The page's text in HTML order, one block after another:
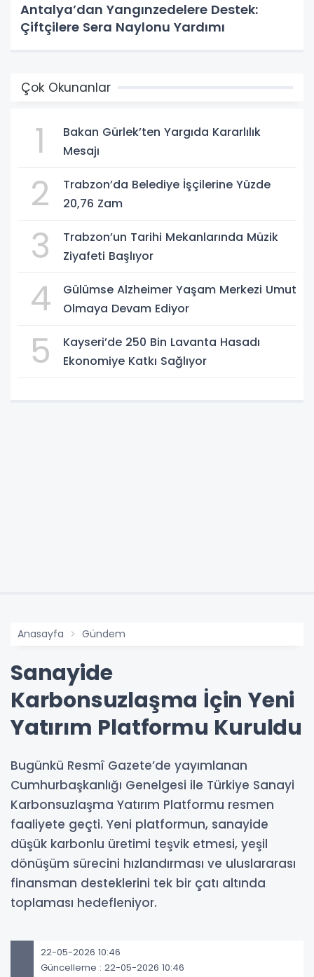
Antalya’dan Yangınzedelere Destek:
Çiftçilere Sera Naylonu Yardımı
Çok Okunanlar
1
Bakan Gürlek’ten Yargıda Kararlılık
Mesajı
2
Trabzon’da Belediye İşçilerine Yüzde
20,76 Zam
3
Trabzon’un Tarihi Mekanlarında Müzik
Ziyafeti Başlıyor
4
Gülümse Alzheimer Yaşam Merkezi Umut
Olmaya Devam Ediyor
5
Kayseri’de 250 Bin Lavanta Hasadı
Ekonomiye Katkı Sağlıyor
Anasayfa Gündem
Sanayide
Karbonsuzlaşma İçin Yeni
Yatırım Platformu Kuruldu
Bugünkü Resmî Gazete’de yayımlanan
Cumhurbaşkanlığı Genelgesi ile Türkiye Sanayi
Karbonsuzlaşma Yatırım Platformu resmen
faaliyete geçti. Yeni platformun, sanayide
düşük karbonlu üretimi teşvik etmesi, yeşil
dönüşüm sürecini hızlandırması ve uluslararası
finansman desteklerini tek bir çatı altında
toplaması hedefleniyor.
22-05-2026 10:46
Güncelleme : 22-05-2026 10:46